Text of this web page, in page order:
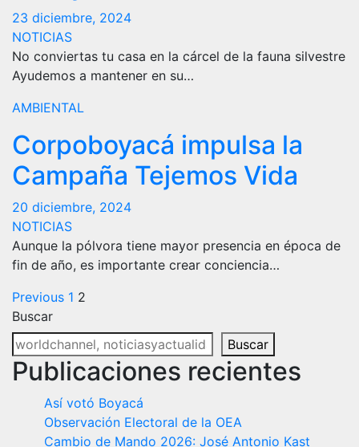
23 diciembre, 2024
NOTICIAS
No conviertas tu casa en la cárcel de la fauna silvestre
Ayudemos a mantener en su…
AMBIENTAL
Corpoboyacá impulsa la
Campaña Tejemos Vida
20 diciembre, 2024
NOTICIAS
Aunque la pólvora tiene mayor presencia en época de
fin de año, es importante crear conciencia…
Paginación
de
entradas
Previous 1 2
Buscar
Buscar
Publicaciones recientes
Así votó Boyacá
Observación Electoral de la OEA
Cambio de Mando 2026: José Antonio Kast